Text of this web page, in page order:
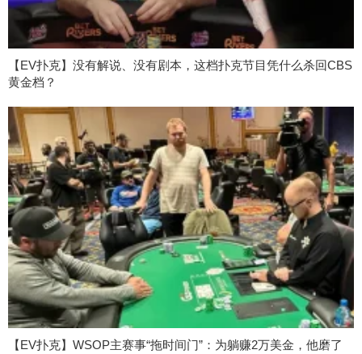
【EV扑克】没有解说、没有剧本，这档扑克节目凭什么杀回CBS
黄金档？
【EV扑克】WSOP主赛事“拖时间门”：为躺赚2万美金，他磨了